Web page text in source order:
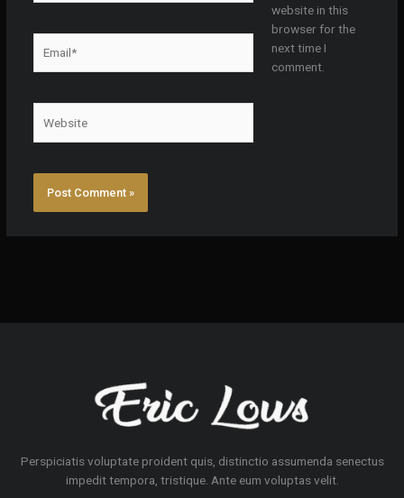
website in this
browser for the
next time I
comment.
Perspiciatis voluptate proident quis, distinctio assumenda senectus
impedit tempora, tristique. Ante eum voluptas velit.